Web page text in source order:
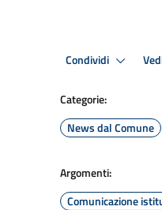
Condividi
Categorie:
News dal Comune
Argomenti:
Comunicazione